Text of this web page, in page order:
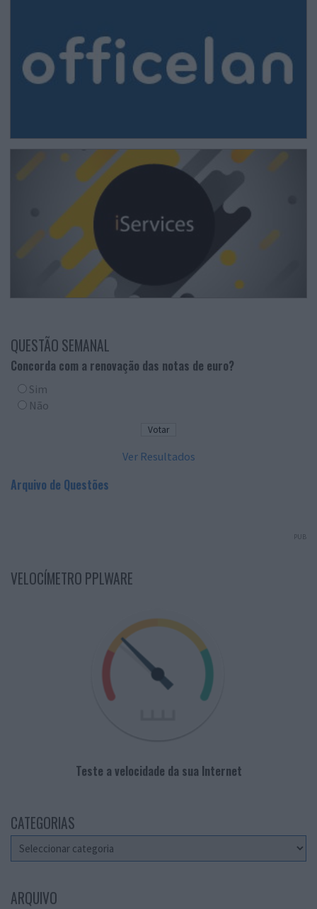
QUESTÃO SEMANAL
Concorda com a renovação das notas de euro?
Sim
Não
Ver Resultados
Arquivo de Questões
PUB
VELOCÍMETRO PPLWARE
Teste a velocidade da sua Internet
CATEGORIAS
Categorias
ARQUIVO